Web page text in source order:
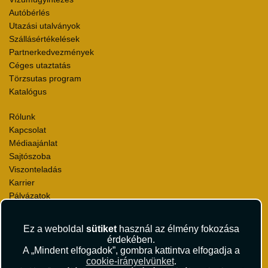
Ez a weboldal sütikethasznál az élmény fokozása
érdekében.
A „Mindent elfogadok”, gombra kattintva elfogadja a
cookie-irányelvünket.
Autóbérlés
Utazási utalványok
Szállásértékelések
Partnerkedvezmények
Céges utaztatás
Törzsutas program
Katalógus
Rólunk
Kapcsolat
Médiaajánlat
Sajtószoba
Viszonteladás
Karrier
Pályázatok
Utazási Csomag Szerződési Feltételek
Útlemondás-biztosítás Szerződési Feltételek